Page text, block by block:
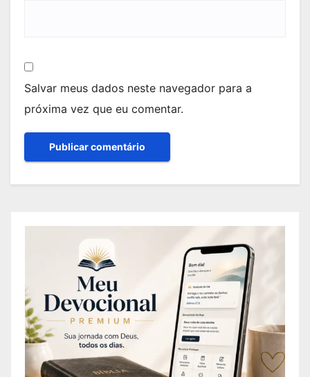
Salvar meus dados neste navegador para a
próxima vez que eu comentar.